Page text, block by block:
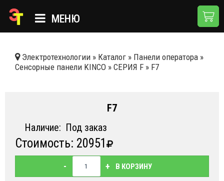
МЕНЮ
КАТАЛОГ
НОВОСТИ
КОНТАКТЫ
Электротехнологии » Каталог » Панели оператора »
Сенсорные панели KINCO » СЕРИЯ F » F7
F7
Наличие: Под заказ
Стоимость: 20951
- + В КОРЗИНУ